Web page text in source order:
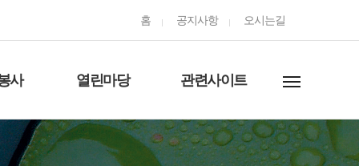
홈 공지사항 오시는길
사 열린마당 관련사이트